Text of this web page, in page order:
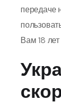
передаче
Вам 18